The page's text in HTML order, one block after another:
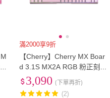
滿2000享9折
【Cherry】Cherry MX Boar
d 3.1S MX2A RGB 粉正刻
茶軸(3.1S RGB 粉 茶軸 二代
軸 電競 鍵盤 機械)
3,090 (下單再折)
(2)